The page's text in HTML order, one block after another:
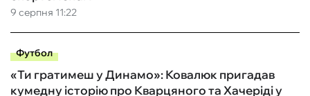
9 серпня 11:22
Футбол
«Ти гратимеш у Динамо»: Ковалюк пригадав
кумедну історію про Кварцяного та Хачеріді у